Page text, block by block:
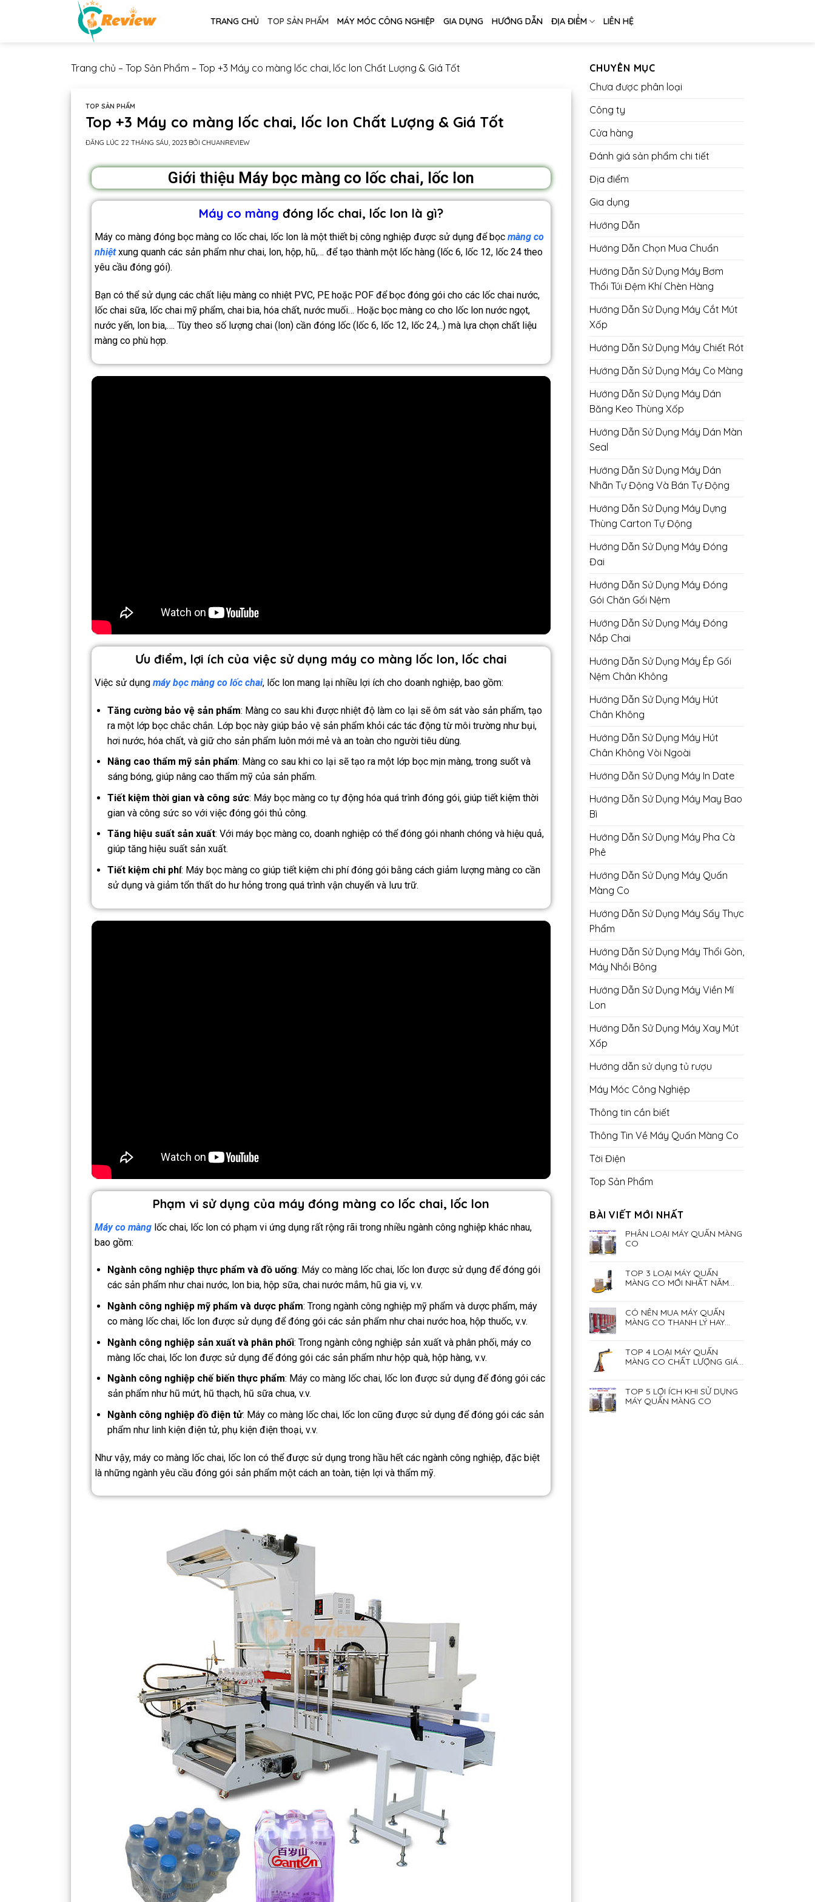
TRANG CHỦ TOP SẢN PHẨM MÁY MÓC CÔNG NGHIỆP GIA DỤNG HƯỚNG DẪN ĐỊA ĐIỂM LIÊN HỆ
Trang chủ – Top Sản Phẩm – Top +3 Máy co màng lốc chai, lốc lon Chất Lượng & Giá Tốt
TOP SẢN PHẨM
Top +3 Máy co màng lốc chai, lốc lon Chất Lượng & Giá Tốt
ĐĂNG LÚC 22 THÁNG SÁU, 2023 BỞI CHUANREVIEW
Giới thiệu Máy bọc màng co lốc chai, lốc lon
Máy co màng đóng lốc chai, lốc lon là gì?
Máy co màng đóng bọc màng co lốc chai, lốc lon là một thiết bị công nghiệp được sử dụng để bọc màng co
nhiệtxung quanh các sản phẩm như chai, lon, hộp, hũ,… để tạo thành một lốc hàng (lốc 6, lốc 12, lốc 24 theo
yêu cầu đóng gói).
Bạn có thể sử dụng các chất liệu màng co nhiệt PVC, PE hoặc POF để bọc đóng gói cho các lốc chai nước,
lốc chai sữa, lốc chai mỹ phẩm, chai bia, hóa chất, nước muối… Hoặc bọc màng co cho lốc lon nước ngọt,
nước yến, lon bia,…. Tùy theo số lượng chai (lon) cần đóng lốc (lốc 6, lốc 12, lốc 24,..) mà lựa chọn chất liệu
màng co phù hợp.
Ưu điểm, lợi ích của việc sử dụng máy co màng lốc lon, lốc chai
Việc sử dụng máy bọc màng co lốc chai, lốc lon mang lại nhiều lợi ích cho doanh nghiệp, bao gồm:
Tăng cường bảo vệ sản phẩm: Màng co sau khi được nhiệt độ làm co lại sẽ ôm sát vào sản phẩm, tạo
ra một lớp bọc chắc chắn. Lớp bọc này giúp bảo vệ sản phẩm khỏi các tác động từ môi trường như bụi,
hơi nước, hóa chất, và giữ cho sản phẩm luôn mới mẻ và an toàn cho người tiêu dùng.
Nâng cao thẩm mỹ sản phẩm: Màng co sau khi co lại sẽ tạo ra một lớp bọc mịn màng, trong suốt và
sáng bóng, giúp nâng cao thẩm mỹ của sản phẩm.
Tiết kiệm thời gian và công sức: Máy bọc màng co tự động hóa quá trình đóng gói, giúp tiết kiệm thời
gian và công sức so với việc đóng gói thủ công.
Tăng hiệu suất sản xuất: Với máy bọc màng co, doanh nghiệp có thể đóng gói nhanh chóng và hiệu quả,
giúp tăng hiệu suất sản xuất.
Tiết kiệm chi phí: Máy bọc màng co giúp tiết kiệm chi phí đóng gói bằng cách giảm lượng màng co cần
sử dụng và giảm tổn thất do hư hỏng trong quá trình vận chuyển và lưu trữ.
Phạm vi sử dụng của máy đóng màng co lốc chai, lốc lon
Máy co màng lốc chai, lốc lon có phạm vi ứng dụng rất rộng rãi trong nhiều ngành công nghiệp khác nhau,
bao gồm:
Ngành công nghiệp thực phẩm và đồ uống: Máy co màng lốc chai, lốc lon được sử dụng để đóng gói
các sản phẩm như chai nước, lon bia, hộp sữa, chai nước mắm, hũ gia vị, v.v.
Ngành công nghiệp mỹ phẩm và dược phẩm: Trong ngành công nghiệp mỹ phẩm và dược phẩm, máy
co màng lốc chai, lốc lon được sử dụng để đóng gói các sản phẩm như chai nước hoa, hộp thuốc, v.v.
Ngành công nghiệp sản xuất và phân phối: Trong ngành công nghiệp sản xuất và phân phối, máy co
màng lốc chai, lốc lon được sử dụng để đóng gói các sản phẩm như hộp quà, hộp hàng, v.v.
Ngành công nghiệp chế biến thực phẩm: Máy co màng lốc chai, lốc lon được sử dụng để đóng gói các
sản phẩm như hũ mứt, hũ thạch, hũ sữa chua, v.v.
Ngành công nghiệp đồ điện tử: Máy co màng lốc chai, lốc lon cũng được sử dụng để đóng gói các sản
phẩm như linh kiện điện tử, phụ kiện điện thoại, v.v.
Như vậy, máy co màng lốc chai, lốc lon có thể được sử dụng trong hầu hết các ngành công nghiệp, đặc biệt
là những ngành yêu cầu đóng gói sản phẩm một cách an toàn, tiện lợi và thẩm mỹ.
CHUYÊN MỤC
Chưa được phân loại
Công ty
Cửa hàng
Đánh giá sản phẩm chi tiết
Địa điểm
Gia dụng
Hướng Dẫn
Hướng Dẫn Chọn Mua Chuẩn
Hướng Dẫn Sử Dụng Máy Bơm
Thổi Túi Đệm Khí Chèn Hàng
Hướng Dẫn Sử Dụng Máy Cắt Mút
Xốp
Hướng Dẫn Sử Dụng Máy Chiết Rót
Hướng Dẫn Sử Dụng Máy Co Màng
Hướng Dẫn Sử Dụng Máy Dán
Băng Keo Thùng Xốp
Hướng Dẫn Sử Dụng Máy Dán Màn
Seal
Hướng Dẫn Sử Dụng Máy Dán
Nhãn Tự Động Và Bán Tự Động
Hướng Dẫn Sử Dụng Máy Dựng
Thùng Carton Tự Động
Hướng Dẫn Sử Dụng Máy Đóng
Đai
Hướng Dẫn Sử Dụng Máy Đóng
Gói Chăn Gối Nệm
Hướng Dẫn Sử Dụng Máy Đóng
Nắp Chai
Hướng Dẫn Sử Dụng Máy Ép Gối
Nệm Chân Không
Hướng Dẫn Sử Dụng Máy Hút
Chân Không
Hướng Dẫn Sử Dụng Máy Hút
Chân Không Vòi Ngoài
Hướng Dẫn Sử Dụng Máy In Date
Hướng Dẫn Sử Dụng Máy May Bao
Bì
Hướng Dẫn Sử Dụng Máy Pha Cà
Phê
Hướng Dẫn Sử Dụng Máy Quấn
Màng Co
Hướng Dẫn Sử Dụng Máy Sấy Thực
Phẩm
Hướng Dẫn Sử Dụng Máy Thổi Gòn,
Máy Nhồi Bông
Hướng Dẫn Sử Dụng Máy Viền Mí
Lon
Hướng Dẫn Sử Dụng Máy Xay Mút
Xốp
Hướng dẫn sử dụng tủ rượu
Máy Móc Công Nghiệp
Thông tin cần biết
Thông Tin Về Máy Quấn Màng Co
Tời Điện
Top Sản Phẩm
BÀI VIẾT MỚI NHẤT
PHÂN LOẠI MÁY QUẤN MÀNG
CO
TOP 3 LOẠI MÁY QUẤN
MÀNG CO MỚI NHẤT NĂM
CÓ NÊN MUA MÁY QUẤN
MÀNG CO THANH LÝ HAY
TOP 4 LOẠI MÁY QUẤN
MÀNG CO CHẤT LƯỢNG GIÁ
TOP 5 LỢI ÍCH KHI SỬ DỤNG
MÁY QUẤN MÀNG CO